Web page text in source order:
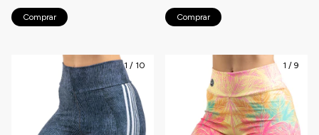
Comprar Comprar
1 / 10 1 / 9